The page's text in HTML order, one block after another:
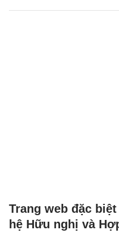
Trang web đặc
hệ Hữu nghị và